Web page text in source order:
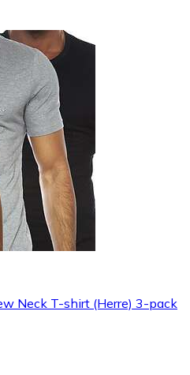
Neck T-shirt (Herre) 3-pack